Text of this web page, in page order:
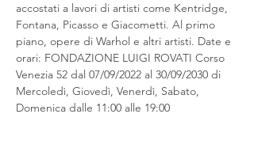
accostati a lavori di artisti come Kentridge,
Fontana, Picasso e Giacometti. Al primo
piano, opere di Warhol e altri artisti. Date e
orari: FONDAZIONE LUIGI ROVATI Corso
Venezia 52 dal 07/09/2022 al 30/09/2030 di
Mercoledì, Giovedì, Venerdì, Sabato,
Domenica dalle 11:00 alle 19:00